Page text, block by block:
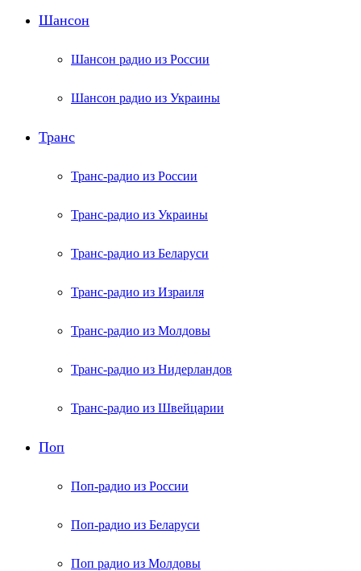
Шансон
Шансон радио из России
Шансон радио из Украины
Транс
Транс-радио из России
Транс-радио из Украины
Транс-радио из Беларуси
Транс-радио из Израиля
Транс-радио из Молдовы
Транс-радио из Нидерландов
Транс-радио из Швейцарии
Поп
Поп-радио из России
Поп-радио из Беларуси
Поп радио из Молдовы